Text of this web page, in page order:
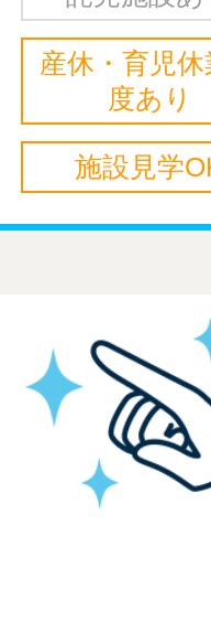
産休・育児休
度あり
施設見学